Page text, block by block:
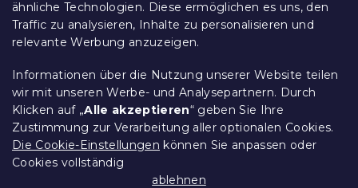
ähnliche Technologien. Diese ermöglichen es uns, den
Traffic zu analysieren, Inhalte zu personalisieren und
relevante Werbung anzuzeigen.
Informationen über die Nutzung unserer Website teilen
wir mit unseren Werbe- und Analysepartnern. Durch
Klicken auf „Alle akzeptieren“ geben Sie Ihre
Zustimmung zur Verarbeitung aller optionalen Cookies.
Die Cookie-Einstellungen können Sie anpassen oder
Cookies vollständig
ablehnen
L
i
s
e
Datenschutz
Ethischer Kodex
Für Partner
Impressum
Über uns
Treueprogramm - bis zu 10% Rabatt